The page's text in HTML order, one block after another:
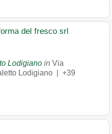
del fresco srl
Lodigiano in Via
Lodigiano
+39